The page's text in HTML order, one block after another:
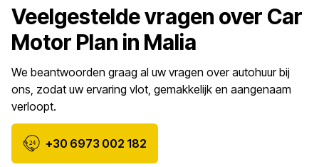
Veelgestelde vragen over Car
Motor Plan in Malia
We beantwoorden graag al uw vragen over autohuur bij
ons, zodat uw ervaring vlot, gemakkelijk en aangenaam
verloopt.
+30 6973 002 182